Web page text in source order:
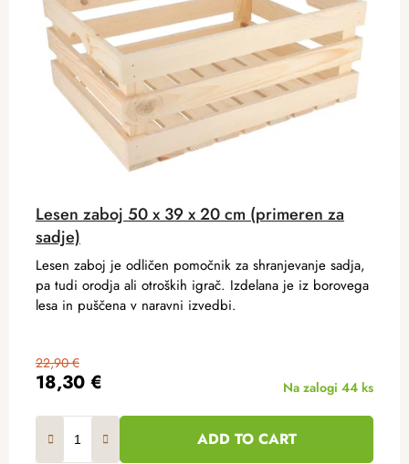
Lesen zaboj 50 x 39 x 20 cm (primeren za
sadje)
18,30 €
22,90 €
Na zalogi 44 ks
ADD TO CART
Lesen zaboj je odličen pomočnik za shranjevanje sadja,
pa tudi orodja ali otroških igrač. Izdelana je iz borovega
lesa in puščena v naravni izvedbi.